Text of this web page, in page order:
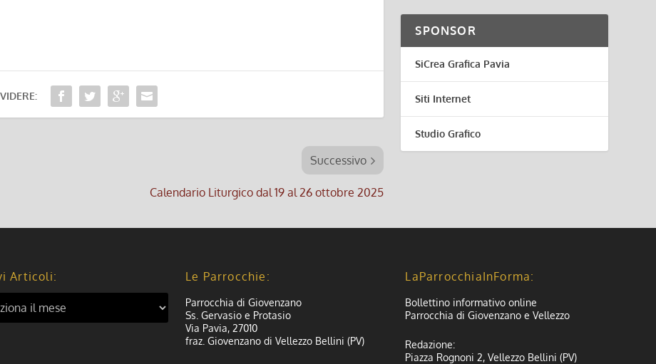
Successivo
Calendario Liturgico dal 19 al 26 ottobre 2025
SPONSOR
SiCrea Grafica Pavia
Siti Internet
Studio Grafico
Articoli: Le Parrocchie:
Parrocchia di Giovenzano
Ss. Gervasio e Protasio
Via Pavia, 27010
fraz. Giovenzano di Vellezzo Bellini (PV)
LaParrocchiaInForma:
Bollettino informativo online
Parrocchia di Giovenzano e Vellezzo
Redazione:
Piazza Rognoni 2, Vellezzo Bellini (PV)